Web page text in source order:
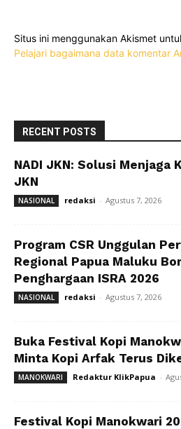
Situs ini menggunakan Akismet
Pelajari bagaimana data komentar
RECENT POSTS
NADI JKN: Solusi Menjaga
JKN
NASIONAL redaksi - Agustus 7, 2026
Program CSR Unggulan
Regional Papua Maluku
Penghargaan ISRA 2026
NASIONAL redaksi - Agustus 7, 2026
Buka Festival Kopi
Minta Kopi Arfak Terus
MANOKWARI Redaktur KlikPapua -
Festival Kopi Manokwari